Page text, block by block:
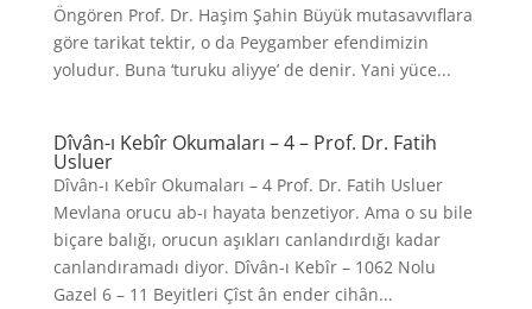
Öngören Prof. Dr. Haşim Şahin Büyük mutasavvıflara
göre tarikat tektir, o da Peygamber efendimizin
yoludur. Buna ‘turuku aliyye’ de denir. Yani yüce...
Dîvân-ı Kebîr Okumaları – 4 – Prof. Dr. Fatih
Usluer
Dîvân-ı Kebîr Okumaları – 4 Prof. Dr. Fatih Usluer
Mevlana orucu ab-ı hayata benzetiyor. Ama o su bile
biçare balığı, orucun aşıkları canlandırdığı kadar
canlandıramadı diyor. Dîvân-ı Kebîr – 1062 Nolu
Gazel 6 – 11 Beyitleri Çîst ân ender cihân...